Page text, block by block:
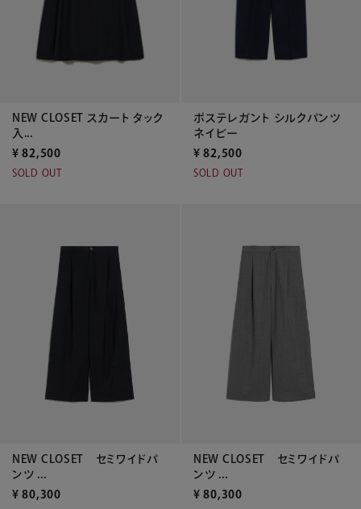
NEW CLOSET スカート タック
入...
¥ 82,500
SOLD OUT
ポステレガント シルクパンツ
ネイビー
¥ 82,500
SOLD OUT
NEW CLOSET セミワイドパ
ンツ ...
¥ 80,300
NEW CLOSET セミワイドパ
ンツ ...
¥ 80,300